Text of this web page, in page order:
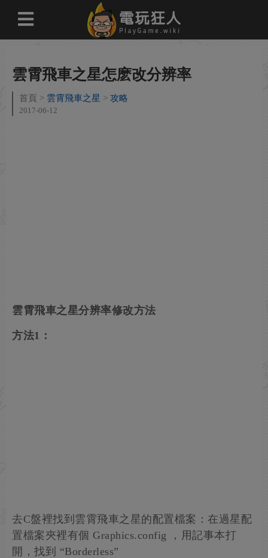
雲霄飛車之星怎麽改分辨率
首頁 雲霄飛車之星 攻略
2017-06-12
雲霄飛車之星分辨率修改方法
方法1：
去C盤裡找到雲霄飛車之星的配置檔案：在過星配
置檔案夾裡有個 Graphics.config ，用記事本打
開，找到 “Borderless”